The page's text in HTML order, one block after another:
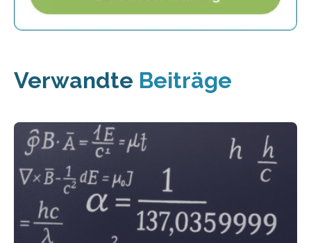
Verwandte Beiträge